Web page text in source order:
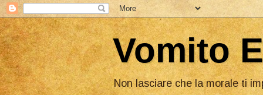
Vomito
Non lasciare che la morale ti